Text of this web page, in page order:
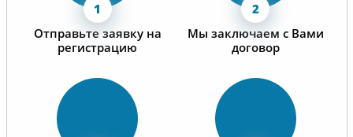
Отправьте заявку на
регистрацию
Мы заключаем с Вами
договор